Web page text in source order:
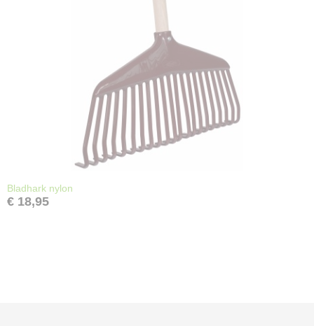
Bladhark nylon
€ 18,95